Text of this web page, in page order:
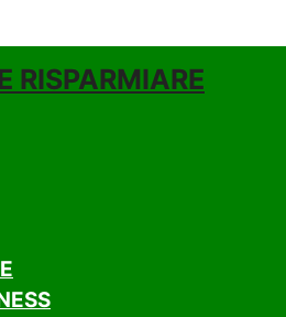
RISPARMIARE